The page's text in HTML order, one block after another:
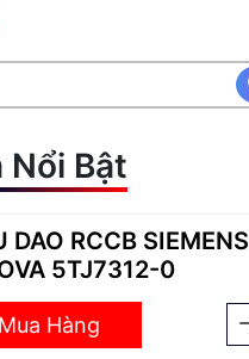
Nổi Bật
DAO RCCB SIEMENS
5TJ7312-0
Mua Hàng